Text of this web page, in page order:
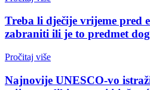
Treba li dječije vrijeme pred
zabraniti ili je to predmet
Pročitaj više
Najnovije UNESCO-vo